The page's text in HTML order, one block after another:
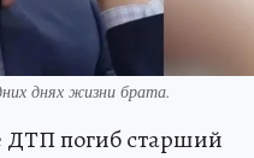
днях жизни брата.
ДТП погиб старший